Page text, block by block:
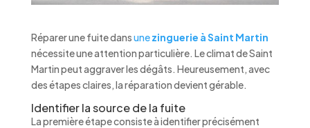
Réparer une fuite dansunezinguerie à Saint Martin
nécessite une attention particulière. Le climat de Saint
Martin peut aggraver les dégâts. Heureusement, avec
des étapes claires, la réparation devient gérable.
Identifier la source de la fuite
La première étape consiste à identifier précisément